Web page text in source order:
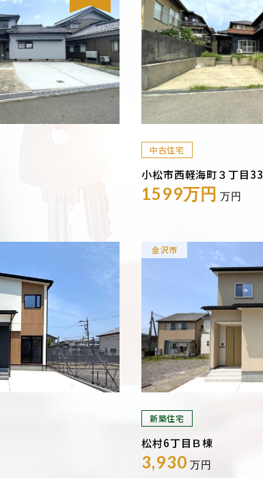
中古住宅
小松市西軽海町３丁目33
1599万円 万円
金沢市
新築住宅
松村6丁目Ｂ棟
3,930 万円